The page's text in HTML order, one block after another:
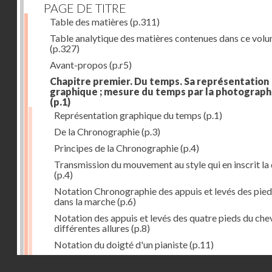
PAGE DE TITRE
Table des matières (p.311)
Table analytique des matières contenues dans ce
(p.327)
Avant-propos (p.r5)
Chapitre premier. Du temps. Sa représentation
graphique ; mesure du temps par la
(p.1)
Représentation graphique du temps (p.1)
De la Chronographie(p.3)
Principes de la Chronographie(p.4)
Transmission du mouvement au style qui en inscrit la
(p.4)
Notation Chronographie des appuis et levés des
dans la marche(p.6)
Notation des appuis et levés des quatre pieds du
différentes allures (p.8)
Notation du doigté d'un pianiste(p.11)